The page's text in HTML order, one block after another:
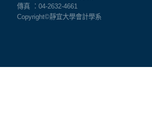
傳真 ：04-2632-4661
Copyright©靜宜大學會計學系